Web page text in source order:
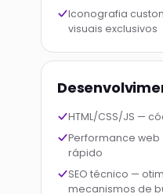
Iconografia
visuais exclusivos
HTML/CSS/JS —
Performance
rápido
SEO técnico —
mecanismos de